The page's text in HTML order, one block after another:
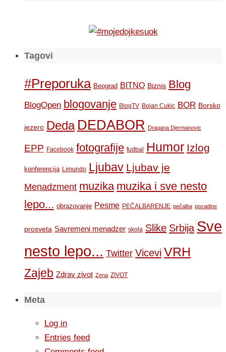
Tagovi
#Preporuka Beograd BITNO Biznis Blog
BlogOpen blogovanje BlogTV Bojan Cukic BOR Borsko
jezero Deda DEDABOR Dragana Djermanovic
EPP Facebook fotografije fudbal Humor Izlog
konferencija Limundo Ljubav Ljubav je
Menadzment muzika muzika i sve nesto
lepo... obrazovanje Pesme PEČALBARENJE pečalba pozadine
prosveta Savremeni menadzer skola Slike Srbija Sve
nesto lepo... Twitter Vicevi VRH
Zajeb Zdrav zivot Zena ZIVOT
Meta
Log in
Entries feed